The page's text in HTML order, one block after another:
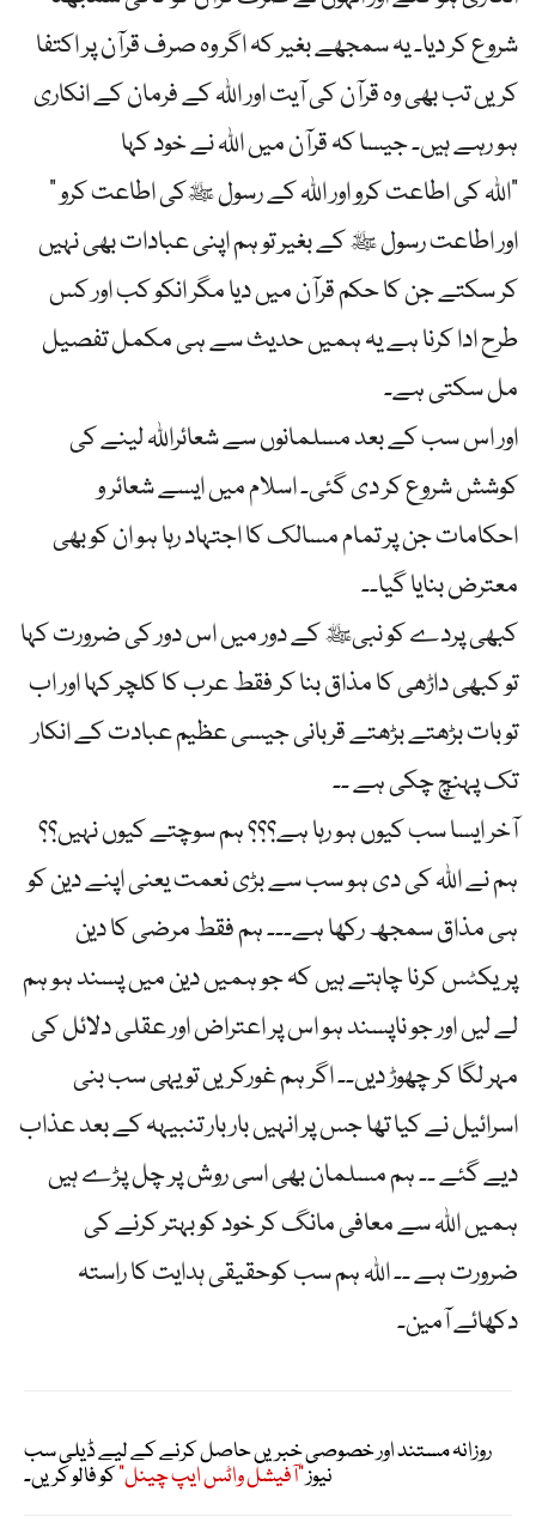
شروع کر دیا۔ یہ سمجھے بغیر کہ اگر وہ صرف قرآن پر اکتفا
کریں تب بھی وہ قرآن کی آیت اور اللہ کے فرمان کے انکاری
ہو رہے ہیں۔ جیسا کہ قرآن میں اللہ نے خود کہا
” اللہ کی اطاعت کرو اور اللہ کے رسول ﷺکی اطاعت کرو”
اور اطاعت رسول ﷺ کے بغیر تو ہم اپنی عبادات بھی نہیں
کر سکتے جن کا حکم قرآن میں دیا مگر انکو کب اور کس
طرح ادا کرنا ہے یہ ہمیں حدیث سے ہی مکمل تفصیل
مل سکتی ہے۔
اور اس سب کے بعد مسلمانوں سے شعائراللہ لینے کی
کوشش شروع کر دی گئی۔ اسلام میں ایسے شعائر و
احکامات جن پر تمام مسالک کا اجتہاد رہا ہو ان کو بھی
معترض بنایا گیا۔۔
کبھی پردے کو نبیﷺ کے دور میں اس دور کی ضرورت کہا
تو کبھی داڑھی کا مذاق بنا کر فقط عرب کا کلچر کہا اور اب
تو بات بڑھتے بڑھتے قربانی جیسی عظیم عبادت کے انکار
تک پہنچ چکی ہے ۔۔
آخر ایسا سب کیوں ہو رہا ہے؟؟؟ ہم سوچتے کیوں نہیں؟؟
ہم نے اللہ کی دی ہو سب سے بڑی نعمت یعنی اپنے دین کو
ہی مذاق سمجھ رکھا ہے۔۔۔ ہم فقط مرضی کا دین
پریکٹس کرنا چاہتے ہیں کہ جو ہمیں دین میں پسند ہو ہم
لے لیں اور جو ناپسند ہو اس پر اعتراض اور عقلی دلائل کی
مہر لگا کر چھوڑ دیں۔۔ اگر ہم غورکریں تو یہی سب بنی
اسرائیل نے کیا تھا جس پر انہیں بار بار تنبیہہ کے بعد عذاب
دیے گئے ۔۔ ہم مسلمان بھی اسی روش پر چل پڑے ہیں
ہمیں اللہ سے معافی مانگ کر خود کو بہتر کرنے کی
ضرورت ہے ۔۔ اللہ ہم سب کوحقیقی ہدایت کا راستہ
دکھائے آمین۔
روزانہ مستند اور خصوصی خبریں حاصل کرنے کے لیے ڈیلی سب
نیوز"آفیشل واٹس ایپ چینل"کو فالو کریں۔